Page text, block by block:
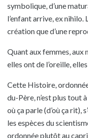
symbolique, d’une
l’enfant arrive, ex nihilo.
création que d’une
Quant aux femmes, aux
elles ont de l’oreille,
Cette Histoire,
du-Père, n’est plus tout
où ça parle (d’où ça rit),
les espèces du
ordonnée plutôt au